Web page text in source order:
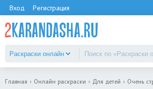
Вход Регистрация
Главная Онлайн раскраски Для детей Очень